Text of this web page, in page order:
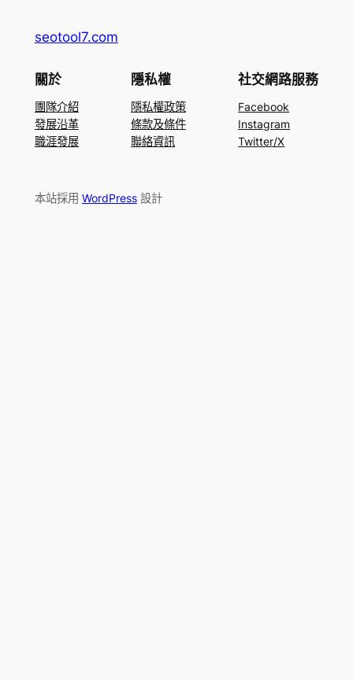
seotool7.com
關於
團隊介紹
發展沿革
職涯發展
隱私權
隱私權政策
條款及條件
聯絡資訊
社交網路服務
Facebook
Instagram
Twitter/X
本站採用 WordPress設計